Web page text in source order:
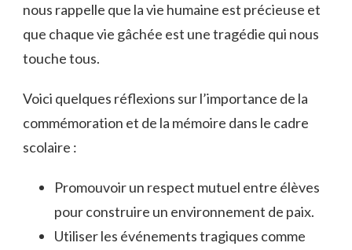
nous rappelle que la vie humaine est précieuse et
que chaque vie gâchée est une tragédie qui nous
touche tous.
Voici quelques réflexions sur l’importance de la
commémoration et de la mémoire dans le cadre
scolaire :
Promouvoir un respect mutuel entre élèves
pour construire un environnement de paix.
Utiliser les événements tragiques comme